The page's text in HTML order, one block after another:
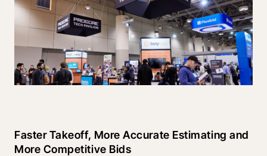
Faster Takeoff, More Accurate Estimating and
More Competitive Bids